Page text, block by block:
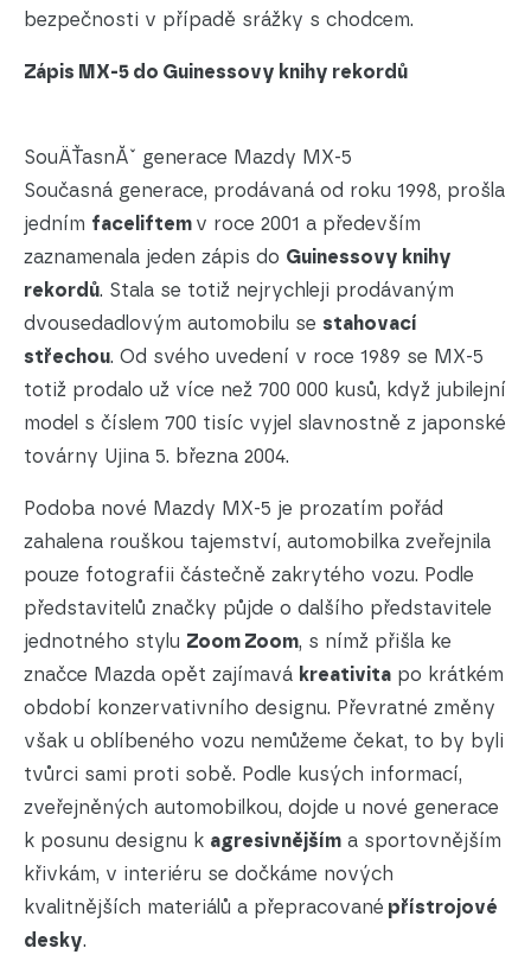
bezpečnosti v případě srážky s chodcem.
Zápis MX-5 do Guinessovy knihy rekordů
SouÄŤasnĂˇ generace Mazdy MX-5
Současná generace, prodávaná od roku 1998, prošla
jedním faceliftem v roce 2001 a především
zaznamenala jeden zápis do Guinessovy knihy
rekordů. Stala se totiž nejrychleji prodávaným
dvousedadlovým automobilu se stahovací
střechou. Od svého uvedení v roce 1989 se MX-5
totiž prodalo už více než 700 000 kusů, když jubilejní
model s číslem 700 tisíc vyjel slavnostně z japonské
továrny Ujina 5. března 2004.
Podoba nové Mazdy MX-5 je prozatím pořád
zahalena rouškou tajemství, automobilka zveřejnila
pouze fotografii částečně zakrytého vozu. Podle
představitelů značky půjde o dalšího představitele
jednotného stylu Zoom Zoom, s nímž přišla ke
značce Mazda opět zajímavá kreativita po krátkém
období konzervativního designu. Převratné změny
však u oblíbeného vozu nemůžeme čekat, to by byli
tvůrci sami proti sobě. Podle kusých informací,
zveřejněných automobilkou, dojde u nové generace
k posunu designu k agresivnějším a sportovnějším
křivkám, v interiéru se dočkáme nových
kvalitnějších materiálů a přepracované přístrojové
desky.